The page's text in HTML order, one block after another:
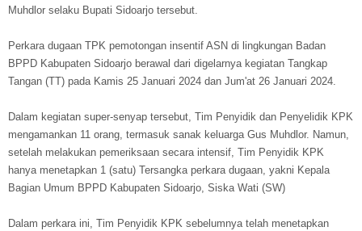
Muhdlor selaku Bupati Sidoarjo tersebut.
Perkara dugaan TPK pemotongan insentif ASN di lingkungan Badan
BPPD Kabupaten Sidoarjo berawal dari digelarnya kegiatan Tangkap
Tangan (TT) pada Kamis 25 Januari 2024 dan Jum'at 26 Januari 2024.
Dalam kegiatan super-senyap tersebut, Tim Penyidik dan Penyelidik KPK
mengamankan 11 orang, termasuk sanak keluarga Gus Muhdlor. Namun,
setelah melakukan pemeriksaan secara intensif, Tim Penyidik KPK
hanya menetapkan 1 (satu) Tersangka perkara dugaan, yakni Kepala
Bagian Umum BPPD Kabupaten Sidoarjo, Siska Wati (SW)
Dalam perkara ini, Tim Penyidik KPK sebelumnya telah menetapkan